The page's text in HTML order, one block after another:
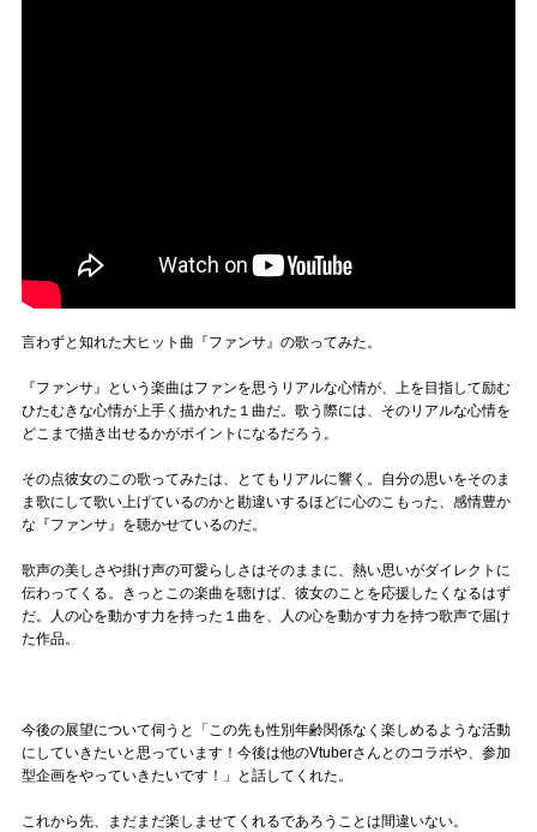
言わずと知れた大ヒット曲『ファンサ』の歌ってみた。
『ファンサ』という楽曲はファンを思うリアルな心情が、上を目指して励む
ひたむきな心情が上手く描かれた１曲だ。歌う際には、そのリアルな心情を
どこまで描き出せるかがポイントになるだろう。
その点彼女のこの歌ってみたは、とてもリアルに響く。自分の思いをそのま
ま歌にして歌い上げているのかと勘違いするほどに心のこもった、感情豊か
な『ファンサ』を聴かせているのだ。
歌声の美しさや掛け声の可愛らしさはそのままに、熱い思いがダイレクトに
伝わってくる。きっとこの楽曲を聴けば、彼女のことを応援したくなるはず
だ。人の心を動かす力を持った１曲を、人の心を動かす力を持つ歌声で届け
た作品。
今後の展望について伺うと「この先も性別年齢関係なく楽しめるような活動
にしていきたいと思っています！今後は他のVtuberさんとのコラボや、参加
型企画をやっていきたいです！」と話してくれた。
これから先、まだまだ楽しませてくれるであろうことは間違いない。